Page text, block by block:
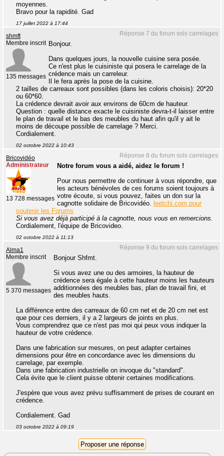
moyennes.
Bravo pour la rapidité. Gad
17 juillet 2022 à 17:44
Réponse 7 du forum sols carrelages
shmft
Membre inscrit
135 messages
Bonjour.
Dans quelques jours, la nouvelle cuisine sera posée.
Ce n'est plus le cuisiniste qui posera le carrelage de la
crédence mais un carreleur.
Il le fera après la pose de la cuisine.
2 tailles de carreaux sont possibles (dans les coloris choisis): 20*20
ou 60*60.
La crédence devrait avoir aux environs de 60cm de hauteur.
Question : quelle distance exacte le cuisiniste devra-t-il laisser entre
le plan de travail et le bas des meubles du haut afin qu'il y ait le
moins de découpe possible de carrelage ? Merci.
Cordialement.
02 octobre 2022 à 10:43
Réponse 8 du forum sols carrelages
Bricovidéo
Administrateur
13 728 messages
Notre forum vous a aidé, aidez le forum !
Pour nous permettre de continuer à vous répondre, que
les acteurs bénévoles de ces forums soient toujours à
votre écoute, si vous pouvez, faites un don sur la
cagnotte solidaire de Bricovidéo. leetchi.com pour
soutenir les Forums
Si vous avez déjà participé à la cagnotte, nous vous en remercions.
Cordialement, l'équipe de Bricovideo.
02 octobre 2022 à 11:13
Réponse 9 du forum sols carrelages
Alma1
Membre inscrit
5 370 messages
Bonjour Shfmt.
Si vous avez une ou des armoires, la hauteur de
crédence sera égale à cette hauteur moins les hauteurs
additionnées des meubles bas, plan de travail fini, et
des meubles hauts.
La différence entre des carreaux de 60 cm net et de 20 cm net est
que pour ces derniers, il y a 2 largeurs de joints en plus.
Vous comprendrez que ce n'est pas moi qui peux vous indiquer la
hauteur de votre crédence.
Dans une fabrication sur mesures, on peut adapter certaines
dimensions pour être en concordance avec les dimensions du
carrelage, par exemple.
Dans une fabrication industrielle on invoque du "standard".
Cela évite que le client puisse obtenir certaines modifications.
J'espère que vous avez prévu suffisamment de prises de courant en
crédence.
Cordialement. Gad
03 octobre 2022 à 09:19